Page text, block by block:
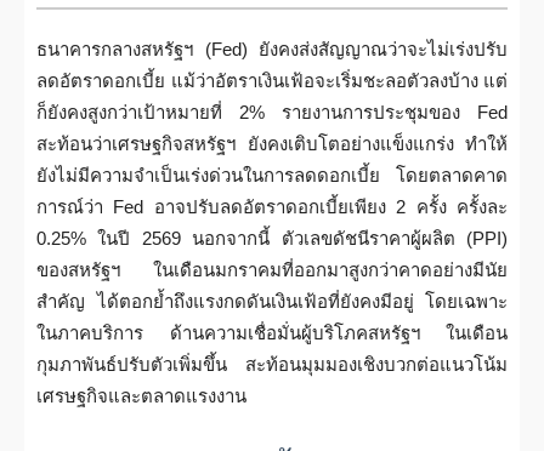
ธนาคารกลางสหรัฐฯ (Fed) ยังคงส่งสัญญาณว่าจะไม่เร่งปรับ
ลดอัตราดอกเบี้ย แม้ว่าอัตราเงินเฟ้อจะเริ่มชะลอตัวลงบ้าง แต่
ก็ยังคงสูงกว่าเป้าหมายที่ 2% รายงานการประชุมของ Fed
สะท้อนว่าเศรษฐกิจสหรัฐฯ ยังคงเติบโตอย่างแข็งแกร่ง ทำให้
ยังไม่มีความจำเป็นเร่งด่วนในการลดดอกเบี้ย โดยตลาดคาด
การณ์ว่า Fed อาจปรับลดอัตราดอกเบี้ยเพียง 2 ครั้ง ครั้งละ
0.25% ในปี 2569 นอกจากนี้ ตัวเลขดัชนีราคาผู้ผลิต (PPI)
ของสหรัฐฯ ในเดือนมกราคมที่ออกมาสูงกว่าคาดอย่างมีนัย
สำคัญ ได้ตอกย้ำถึงแรงกดดันเงินเฟ้อที่ยังคงมีอยู่ โดยเฉพาะ
ในภาคบริการ ด้านความเชื่อมั่นผู้บริโภคสหรัฐฯ ในเดือน
กุมภาพันธ์ปรับตัวเพิ่มขึ้น สะท้อนมุมมองเชิงบวกต่อแนวโน้ม
เศรษฐกิจและตลาดแรงงาน